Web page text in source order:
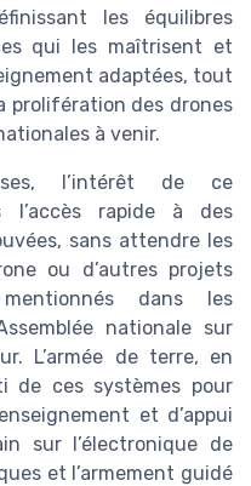
les équilibres
qui les maîtrisent et
adaptées, tout
prolifération des drones
à venir.
l’intérêt de ce
l’accès rapide à des
sans attendre les
ou d’autres projets
mentionnés dans les
nationale sur
L’armée de terre, en
de ces systèmes pour
et d’appui
sur l’électronique de
et l’armement guidé